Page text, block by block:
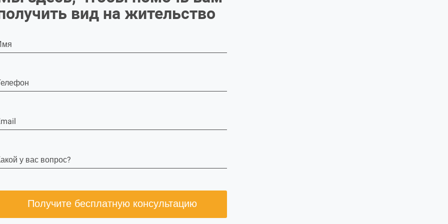
вид на жительство
у вас вопрос?
Получите бесплатную консультацию